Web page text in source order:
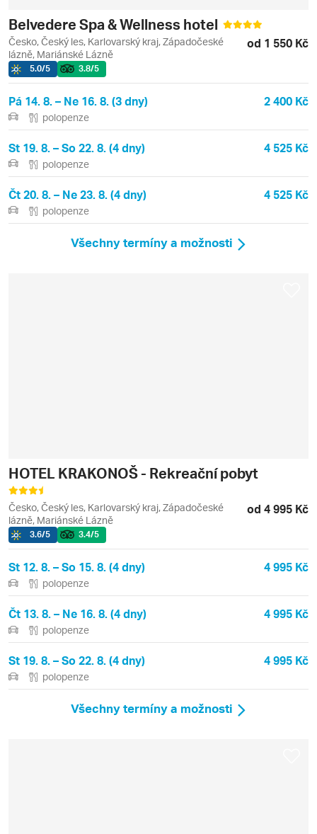
Belvedere Spa & Wellness hotel
Česko, Český les, Karlovarský kraj, Západočeské
lázně, Mariánské Lázně
od 1 550 Kč
5.0/5 3.8/5
Pá 14. 8. – Ne 16. 8. (3 dny) 2 400 Kč
polopenze
St 19. 8. – So 22. 8. (4 dny) 4 525 Kč
polopenze
Čt 20. 8. – Ne 23. 8. (4 dny) 4 525 Kč
polopenze
Všechny termíny a možnosti
HOTEL KRAKONOŠ - Rekreační pobyt
Česko, Český les, Karlovarský kraj, Západočeské
lázně, Mariánské Lázně
od 4 995 Kč
3.6/5 3.4/5
St 12. 8. – So 15. 8. (4 dny) 4 995 Kč
polopenze
Čt 13. 8. – Ne 16. 8. (4 dny) 4 995 Kč
polopenze
St 19. 8. – So 22. 8. (4 dny) 4 995 Kč
polopenze
Všechny termíny a možnosti